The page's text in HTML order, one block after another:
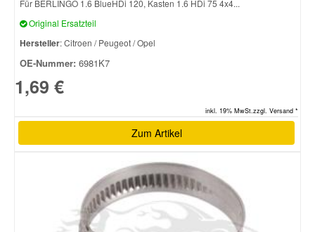
Für BERLINGO 1.6 BlueHDi 120, Kasten 1.6 HDi 75 4x4...
Original Ersatzteil
Hersteller: Citroen / Peugeot / Opel
OE-Nummer: 6981K7
1,69 €
inkl. 19% MwSt.zzgl. Versand *
Zum Artikel